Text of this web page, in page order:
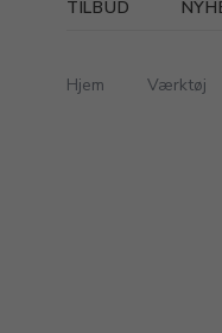
TILBUD
Hjem Værktøj